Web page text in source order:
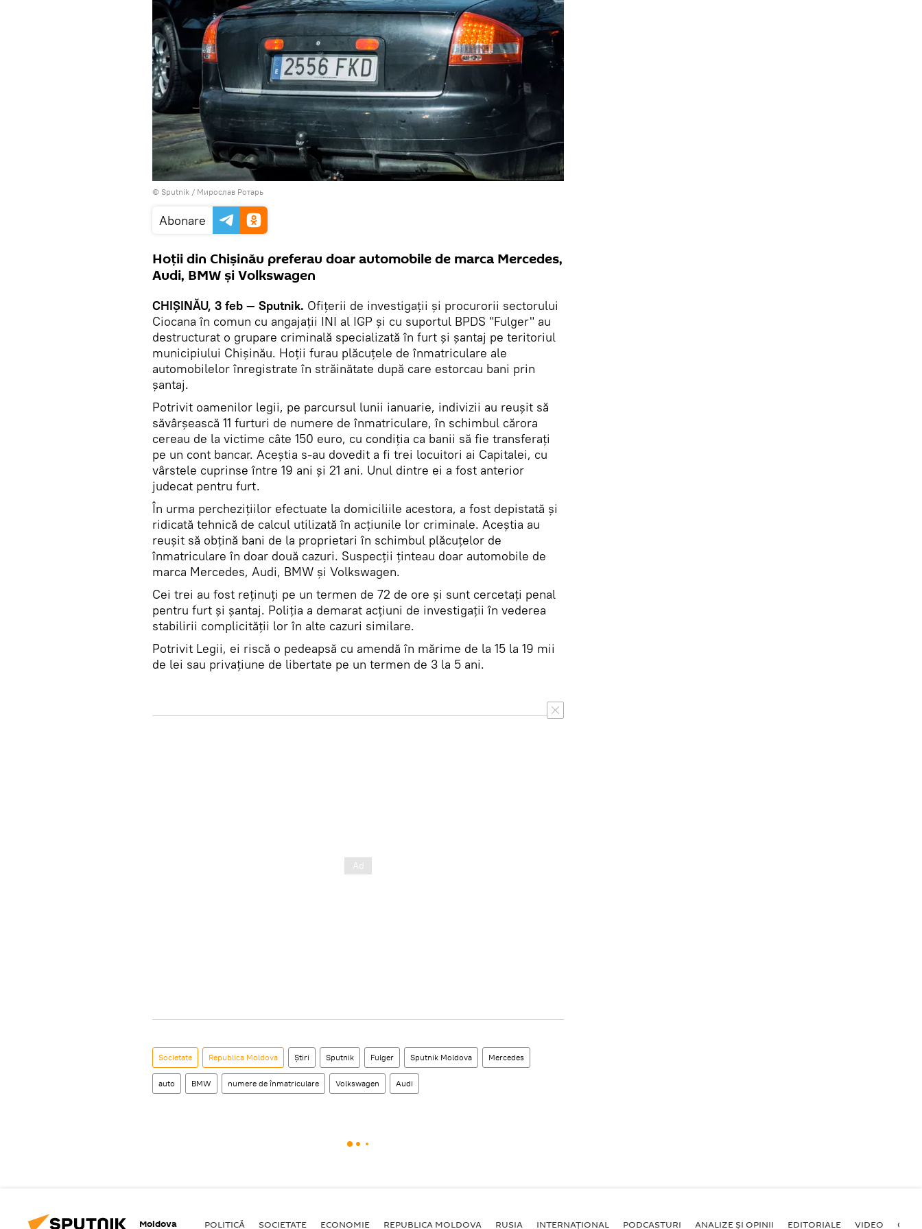
© Sputnik / Мирослав Ротарь
Abonare
Hoții din Chișinău preferau doar automobile de marca Mercedes,
Audi, BMW şi Volkswagen
CHIȘINĂU, 3 feb — Sputnik. Ofiţerii de investigaţii şi procurorii sectorului
Ciocana în comun cu angajaţii INI al IGP şi cu suportul BPDS "Fulger" au
destructurat o grupare criminală specializată în furt și șantaj pe teritoriul
municipiului Chișinău. Hoții furau plăcuţele de înmatriculare ale
automobilelor înregistrate în străinătate după care estorcau bani prin
șantaj.
Potrivit oamenilor legii, pe parcursul lunii ianuarie, indivizii au reuşit să
săvârşească 11 furturi de numere de înmatriculare, în schimbul cărora
cereau de la victime câte 150 euro, cu condiţia ca banii să fie transferați
pe un cont bancar. Aceştia s-au dovedit a fi trei locuitori ai Capitalei, cu
vârstele cuprinse între 19 ani şi 21 ani. Unul dintre ei a fost anterior
judecat pentru furt.
În urma perchezițiilor efectuate la domiciliile acestora, a fost depistată şi
ridicată tehnică de calcul utilizată în acţiunile lor criminale. Aceştia au
reuşit să obţină bani de la proprietari în schimbul plăcuţelor de
înmatriculare în doar două cazuri. Suspecții ţinteau doar automobile de
marca Mercedes, Audi, BMW şi Volkswagen.
Cei trei au fost reţinuţi pe un termen de 72 de ore şi sunt cercetaţi penal
pentru furt şi şantaj. Poliția a demarat acţiuni de investigaţii în vederea
stabilirii complicităţii lor în alte cazuri similare.
Potrivit Legii, ei riscă o pedeapsă cu amendă în mărime de la 15 la 19 mii
de lei sau privațiune de libertate pe un termen de 3 la 5 ani.
Societate Republica Moldova Știri Sputnik Fulger Sputnik Moldova Mercedes
auto BMW numere de înmatriculare Volkswagen Audi
Moldova POLITICĂ SOCIETATE ECONOMIE REPUBLICA MOLDOVA RUSIA INTERNAȚIONAL PODCASTURI ANALIZE ȘI OPINII EDITORIALE VIDEO